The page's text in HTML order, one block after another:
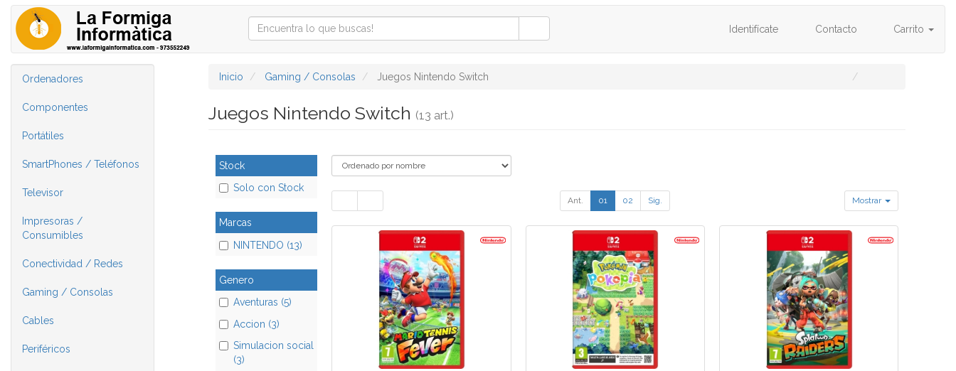
Identifícate Contacto Carrito
Ordenadores
Componentes
Portátiles
SmartPhones / Teléfonos
Televisor
Impresoras /
Consumibles
Conectividad / Redes
Gaming / Consolas
Cables
Periféricos
Inicio Gaming / Consolas Juegos Nintendo Switch
Juegos Nintendo Switch (13 art.)
Stock
Solo con Stock
Marcas
NINTENDO (13)
Genero
Aventuras (5)
Accion (3)
Simulacion social
(3)
Ant. 01 02 Sig. Mostrar